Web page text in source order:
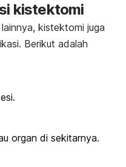
kistektomi
kistektomi juga
Berikut adalah
organ di sekitarnya.